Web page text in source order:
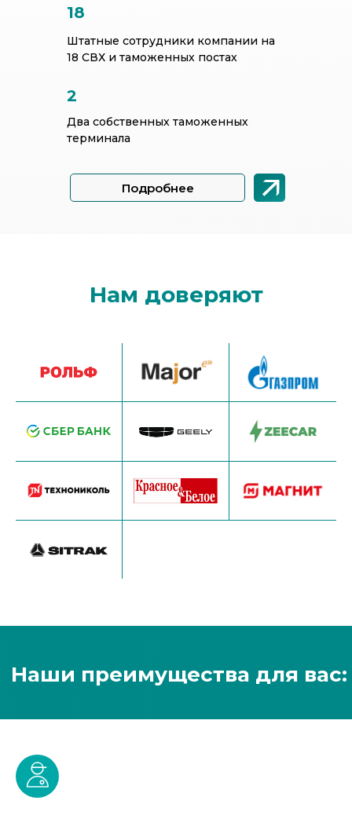
Подробнее
Два собственных таможенных
терминала
2
Штатные сотрудники компании на
18 СВХ и таможенных постах
18
Нам доверяют